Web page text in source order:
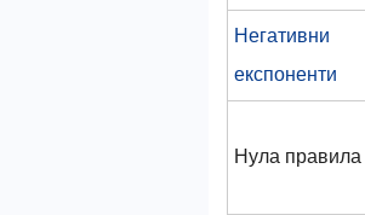
Негативни
експоненти
Нула правила